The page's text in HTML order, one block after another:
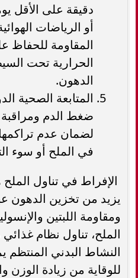
دقيقة على الأقل
أو الرياضات
المقاومة للحفاظ
الحرارية تحت
الدهون.
المتابعة الصحية
ضغط الدم
لضمان عدم
في الملح أو سوء
الإفراط في تناول
يزيد من تخزين الدهون
ومقاومة اللبتين
الملح، تناول نظام
النشاط البدني المنتظم
للوقاية من زيادة